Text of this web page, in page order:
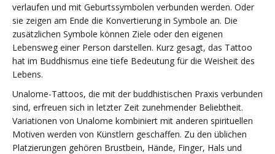
verlaufen und mit Geburtssymbolen verbunden werden. Oder
sie zeigen am Ende die Konvertierung in Symbole an. Die
zusätzlichen Symbole können Ziele oder den eigenen
Lebensweg einer Person darstellen. Kurz gesagt, das Tattoo
hat im Buddhismus eine tiefe Bedeutung für die Weisheit des
Lebens.
Unalome-Tattoos, die mit der buddhistischen Praxis verbunden
sind, erfreuen sich in letzter Zeit zunehmender Beliebtheit.
Variationen von Unalome kombiniert mit anderen spirituellen
Motiven werden von Künstlern geschaffen. Zu den üblichen
Platzierungen gehören Brustbein, Hände, Finger, Hals und